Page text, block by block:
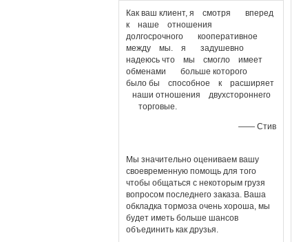
Как ваш клиент, я смотря вперед
к наше отношения
долгосрочного кооперативное
между мы. я задушевно
надеюсь что мы смогло имеет
обменами больше которого
было бы способное к расширяет
наши отношения двухстороннего
торговые.
—— Стив
Мы значительно оцениваем вашу
своевременную помощь для того
чтобы общаться с некоторым грузя
вопросом последнего заказа. Ваша
обкладка тормоза очень хороша, мы
будет иметь больше шансов
объединить как друзья.